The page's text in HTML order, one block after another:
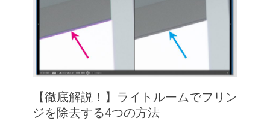
【徹底解説！】ライトルームでフリン
ジを除去する4つの方法